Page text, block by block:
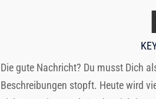
Die gute Nachricht? Du musst Dich
Beschreibungen stopft. Heute wird